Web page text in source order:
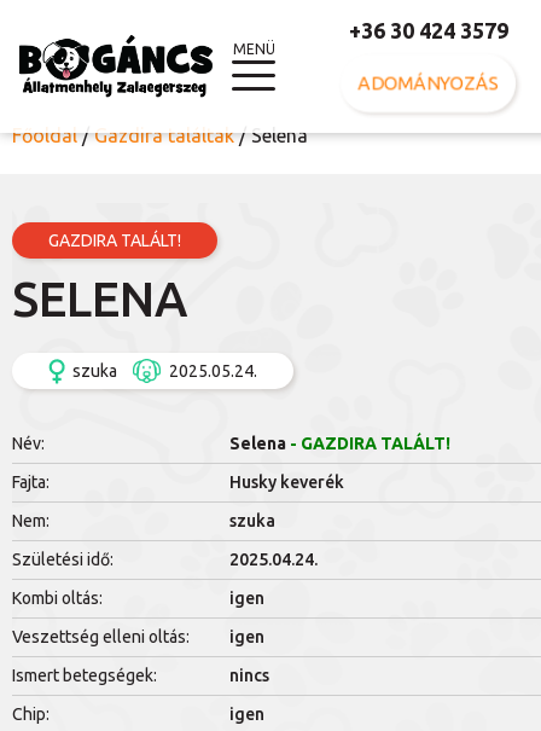
MENÜ
+36 30 424 3579
ADOMÁNYOZÁS
Főoldal / Gazdira találtak / Selena
GAZDIRA TALÁLT!
SELENA
szuka 2025.05.24.
Név: Selena - GAZDIRA TALÁLT!
Fajta:
Husky keverék
Nem:
szuka
Születési idő:
2025.04.24.
Kombi oltás:
igen
Veszettség elleni oltás:
igen
Ismert betegségek:
nincs
Chip:
igen